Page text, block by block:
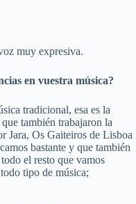
muy expresiva.
en vuestra música?
tradicional, esa es la
también trabajaron la
Jara, Os Gaiteiros de Lisboa
bastante y que también
el resto que vamos
tipo de música;